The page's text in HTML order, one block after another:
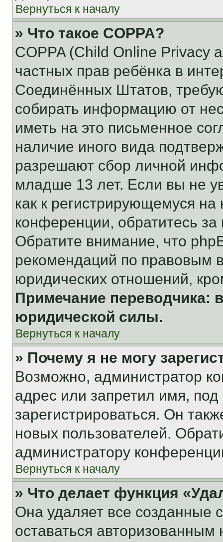
Вернуться к началу
» Что такое COPPA?
COPPA (Child Online Privacy
частных прав ребёнка в
Соединённых Штатов,
собирать информацию от
иметь на это письменное
наличие иного вида
разрешают сбор личной
младше 13 лет. Если вы не
как к регистрирующемуся
конференции, обратитесь
Обратите внимание, что
рекомендаций по правовым
юридических отношений,
Примечание переводчика:
юридической силы.
Вернуться к началу
» Почему я не могу
Возможно, администратор
адрес или запретил имя,
зарегистрироваться. Он
новых пользователей.
администратору
Вернуться к началу
» Что делает функция
Она удаляет все созданные
оставаться